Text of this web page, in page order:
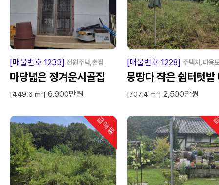
급 매 물
[매물번호 1233] 전원주택,촌집
마당넓은 정겨운시골집
[449.6 ㎡] 6,900만원
급 매
[매물번호 1228] 주택지,다용
몽땅다 작은 쉼터텃밭
매
[707.4 ㎡] 2,500만원
급매물
인기